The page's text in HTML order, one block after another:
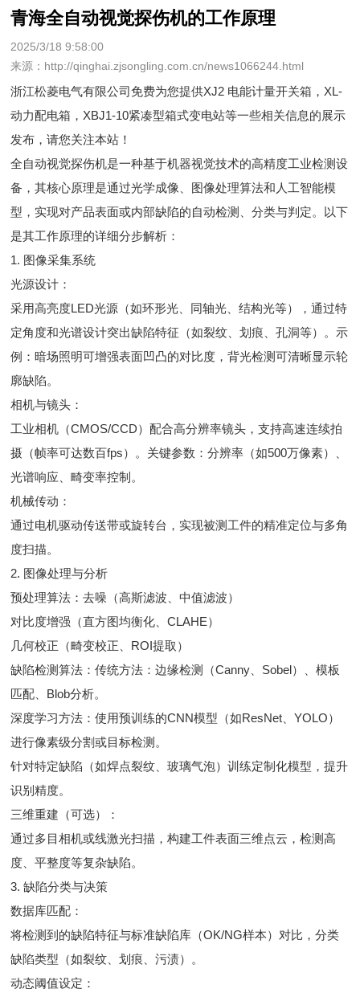
青海全自动视觉探伤机的工作原理
2025/3/18 9:58:00
来源：http://qinghai.zjsongling.com.cn/news1066244.html
浙江松菱电气有限公司免费为您提供XJ2 电能计量开关箱 ，XL-
动力配电箱，XBJ1-10紧凑型箱式变电站等一些相关信息的展示
发布，请您关注本站！
全自动视觉探伤机是一种基于机器视觉技术的高精度工业检测设
备，其核心原理是通过光学成像、图像处理算法和人工智能模
型，实现对产品表面或内部缺陷的自动检测、分类与判定。以下
是其工作原理的详细分步解析：
1. 图像采集系统
光源设计：
采用高亮度LED光源（如环形光、同轴光、结构光等），通过特
定角度和光谱设计突出缺陷特征（如裂纹、划痕、孔洞等）。示
例：暗场照明可增强表面凹凸的对比度，背光检测可清晰显示轮
廓缺陷。
相机与镜头：
工业相机（CMOS/CCD）配合高分辨率镜头，支持高速连续拍
摄（帧率可达数百fps）。关键参数：分辨率（如500万像素）、
光谱响应、畸变率控制。
机械传动：
通过电机驱动传送带或旋转台，实现被测工件的精准定位与多角
度扫描。
2. 图像处理与分析
预处理算法：去噪（高斯滤波、中值滤波）
对比度增强（直方图均衡化、CLAHE）
几何校正（畸变校正、ROI提取）
缺陷检测算法：传统方法：边缘检测（Canny、Sobel）、模板
匹配、Blob分析。
深度学习方法：使用预训练的CNN模型（如ResNet、YOLO）
进行像素级分割或目标检测。
针对特定缺陷（如焊点裂纹、玻璃气泡）训练定制化模型，提升
识别精度。
三维重建（可选）：
通过多目相机或线激光扫描，构建工件表面三维点云，检测高
度、平整度等复杂缺陷。
3. 缺陷分类与决策
数据库匹配：
将检测到的缺陷特征与标准缺陷库（OK/NG样本）对比，分类
缺陷类型（如裂纹、划痕、污渍）。
动态阈值设定：